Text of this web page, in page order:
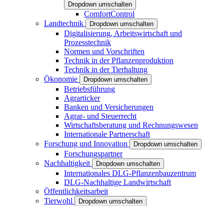
Dropdown umschalten
ComfortControl
Landtechnik
Dropdown umschalten
Digitalisierung, Arbeitswirtschaft und
Prozesstechnik
Normen und Vorschriften
Technik in der Pflanzenproduktion
Technik in der Tierhaltung
Ökonomie
Dropdown umschalten
Betriebsführung
Agrarticker
Banken und Versicherungen
Agrar- und Steuerrecht
Wirtschaftsberatung und Rechnungswesen
Internationale Partnerschaft
Forschung und Innovation
Dropdown umschalten
Forschungspartner
Nachhaltigkeit
Dropdown umschalten
Internationales DLG-Pflanzenbauzentrum
DLG-Nachhaltige Landwirtschaft
Öffentlichkeitsarbeit
Tierwohl
Dropdown umschalten